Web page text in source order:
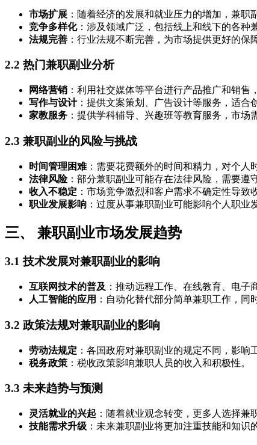
市场扩展 ：随着经济的发展和就业压力的增加，兼职
竞争多样化：涉及领域广泛，包括线上和线下的各种
法规完善 ：行业法规不断完善，为市场提供更好的保
2.2 热门兼职副业分析
网络营销 ：利用社交媒体等平台进行产品推广和销售
写作与设计：提供文案策划、广告设计等服务，适合
家教服务 ：提供学科辅导、兴趣班等教育服务，市场
2.3 兼职副业的风险与挑战
时间管理困难：需要花费额外的时间和精力，对个人
法律风险：部分兼职副业可能存在法律风险，需要遵
收入不稳定 ：市场竞争激烈和客户需求不确定性导致
职业发展影响 ：过度从事兼职副业可能影响个人职业
三、 兼职副业市场发展趋势
3.1 技术发展对兼职副业的影响
互联网技术的普及 ：推动远程工作、在线教育、电子
人工智能的应用 ：自动化替代部分简单兼职工作，同
3.2 政策法规对兼职副业的影响
劳动法规定 ：各国政府对兼职副业的规定不同，影响
税务政策 ：税收政策影响兼职人员的收入和积极性。
3.3 未来趋势与预测
灵活就业的兴起 ：随着就业观念转变，更多人选择兼
技能需求升级 ：未来兼职副业将更加注重技能和知识